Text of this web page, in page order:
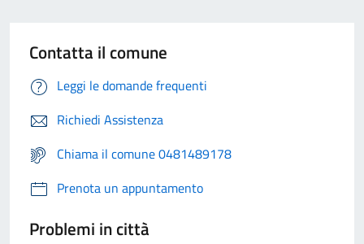
Contatta il comune
Leggi le domande frequenti
Richiedi Assistenza
Chiama il comune 0481489178
Prenota un appuntamento
Problemi in città